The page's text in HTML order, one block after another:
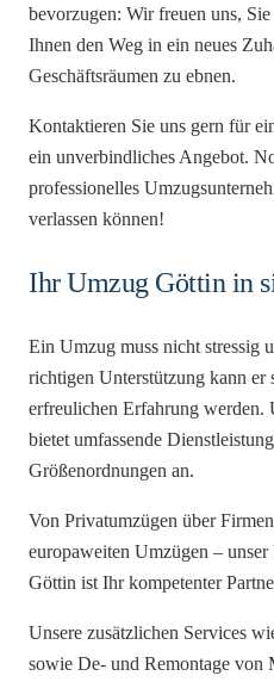
bevorzugen: Wir freuen uns,
Ihnen den Weg in ein neues
Geschäftsräumen zu ebnen.
Kontaktieren Sie uns gern für
ein unverbindliches Angebot.
professionelles
verlassen können!
Ihr Umzug Göttin in
Ein Umzug muss nicht stressig
richtigen Unterstützung kann er
erfreulichen Erfahrung werden.
bietet umfassende
Größenordnungen an.
Von Privatumzügen über
europaweiten Umzügen –
Göttin ist Ihr kompetenter
Unsere zusätzlichen Services
sowie De- und Remontage von